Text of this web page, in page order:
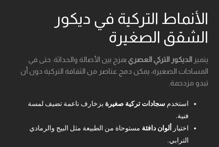
الأنماط التركية في ديكور
الشقق الصغيرة
يتميز الديكور التركي العصري بمزج بين الأصالة والحداثة. حتى في
المساحات الصغيرة، يمكن دمج عناصر من الثقافة التركية دون أن
تبدو مزدحمة.
استخدم سجادات تركية صغيرة بزخارف ناعمة تضيف لمسة
فنية.
اختيار
ألوان دافئة مستوحاة من الطبيعة مثل البيج والرمادي
الترابي.